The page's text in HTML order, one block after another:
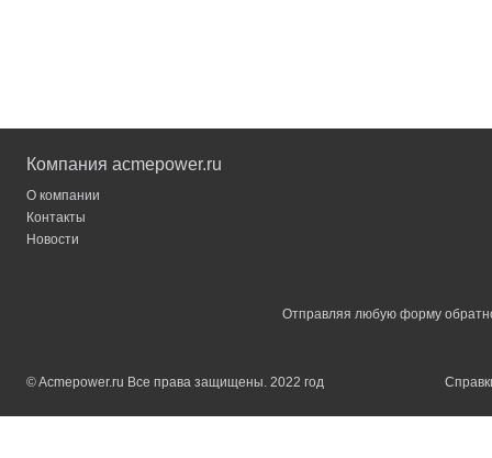
Компания acmepower.ru
О компании
Контакты
Новости
Отправляя любую форму
© Acmepower.ru Все права защищены. 2022 год